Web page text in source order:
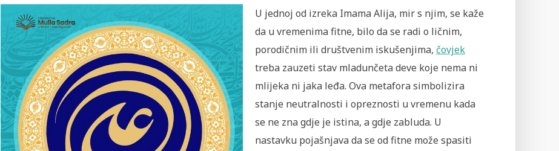
U jednoj od izreka Imama Alija, mir s njim, se kaže
da u vremenima fitne, bilo da se radi o ličnim,
porodičnim ili društvenim iskušenjima, čovjek
treba zauzeti stav mladunčeta deve koje nema ni
mlijeka ni jaka leđa. Ova metafora simbolizira
stanje neutralnosti i opreznosti u vremenu kada
se ne zna gdje je istina, a gdje zabluda. U
nastavku pojašnjava da se od fitne može spasiti